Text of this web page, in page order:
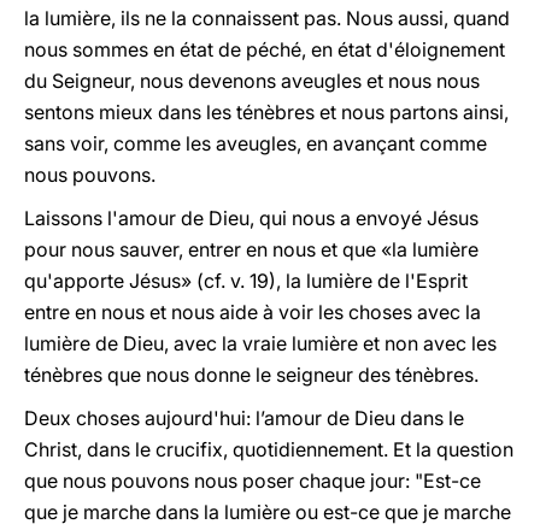
la lumière, ils ne la connaissent pas. Nous aussi, quand
nous sommes en état de péché, en état d'éloignement
du Seigneur, nous devenons aveugles et nous nous
sentons mieux dans les ténèbres et nous partons ainsi,
sans voir, comme les aveugles, en avançant comme
nous pouvons.
Laissons l'amour de Dieu, qui nous a envoyé Jésus
pour nous sauver, entrer en nous et que «la lumière
qu'apporte Jésus» (cf. v. 19), la lumière de l'Esprit
entre en nous et nous aide à voir les choses avec la
lumière de Dieu, avec la vraie lumière et non avec les
ténèbres que nous donne le seigneur des ténèbres.
Deux choses aujourd'hui: l’amour de Dieu dans le
Christ, dans le crucifix, quotidiennement. Et la question
que nous pouvons nous poser chaque jour: "Est-ce
que je marche dans la lumière ou est-ce que je marche